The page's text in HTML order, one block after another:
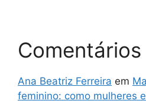
Comentários
Ana Beatriz Ferreira em
feminino: como mulheres